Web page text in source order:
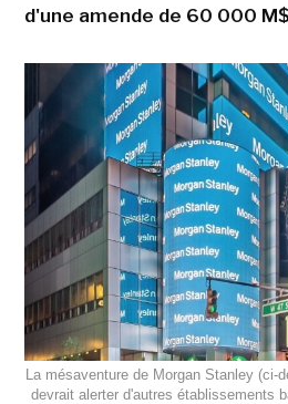
d'une amende de 60 000
La mésaventure de Morgan Stanley (ci-
devrait alerter d'autres établissements